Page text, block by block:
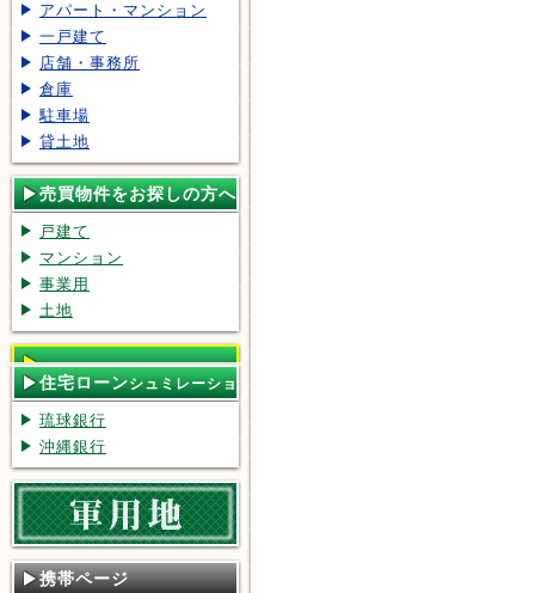
アパート・マンション
一戸建て
店舗・事務所
倉庫
駐車場
貸土地
売買物件をお探しの方へ
戸建て
マンション
事業用
土地
住宅ローンシュミレーショ
ン
琉球銀行
沖縄銀行
携帯ページ